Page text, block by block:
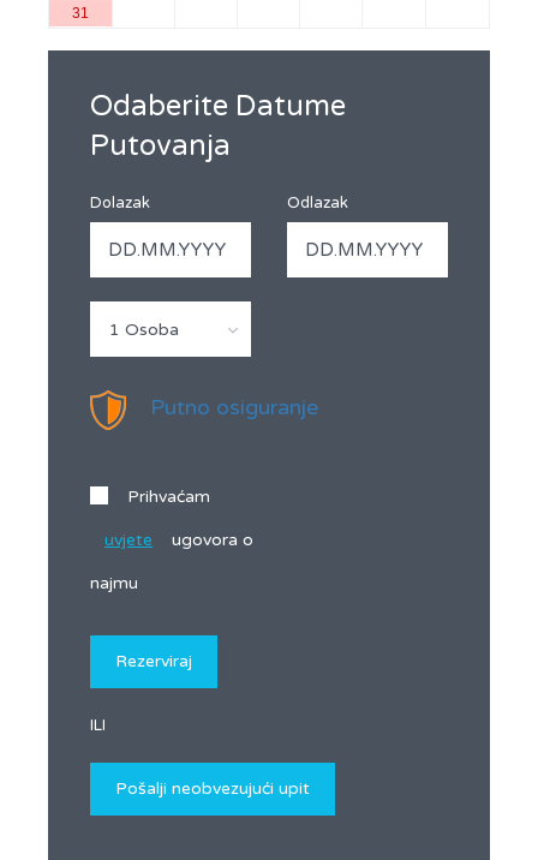
31
Odaberite Datume
Putovanja
Dolazak Odlazak
1 Osoba
Putno osiguranje
Prihvaćam
uvjete ugovora o
najmu
ILI